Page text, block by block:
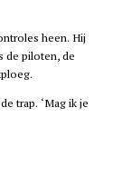
heen. Hij
de piloten, de
trap. ‘Mag ik je